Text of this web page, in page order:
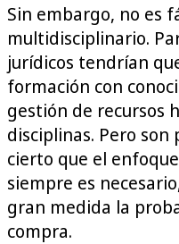
Sin embargo, no es
multidisciplinario.
jurídicos tendrían
formación con
gestión de recursos
disciplinas. Pero son
cierto que el
siempre es
gran medida la
compra.